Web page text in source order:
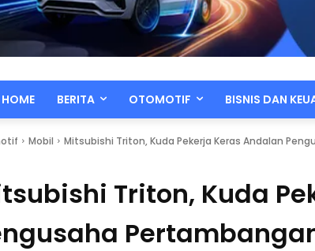
HOME BERITA OTOMOTIF BISNIS DAN
Mobil Mitsubishi Triton, Kuda Pekerja Keras Andalan
Triton, Kuda